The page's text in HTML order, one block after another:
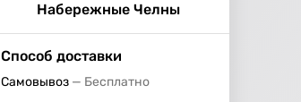
Набережные Челны
Способ доставки
Самовывоз Бесплатно